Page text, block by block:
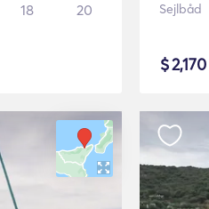
18 20 Sejlbåd
$2,170